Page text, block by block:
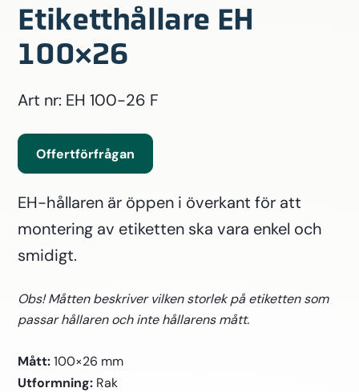
Etiketthållare EH
100×26
Art nr: EH 100-26 F
Offertförfrågan
EH-hållaren är öppen i överkant för att
montering av etiketten ska vara enkel och
smidigt.
Obs! Måtten beskriver vilken storlek på etiketten som
passar hållaren och inte hållarens mått.
Mått: 100×26 mm
Utformning: Rak